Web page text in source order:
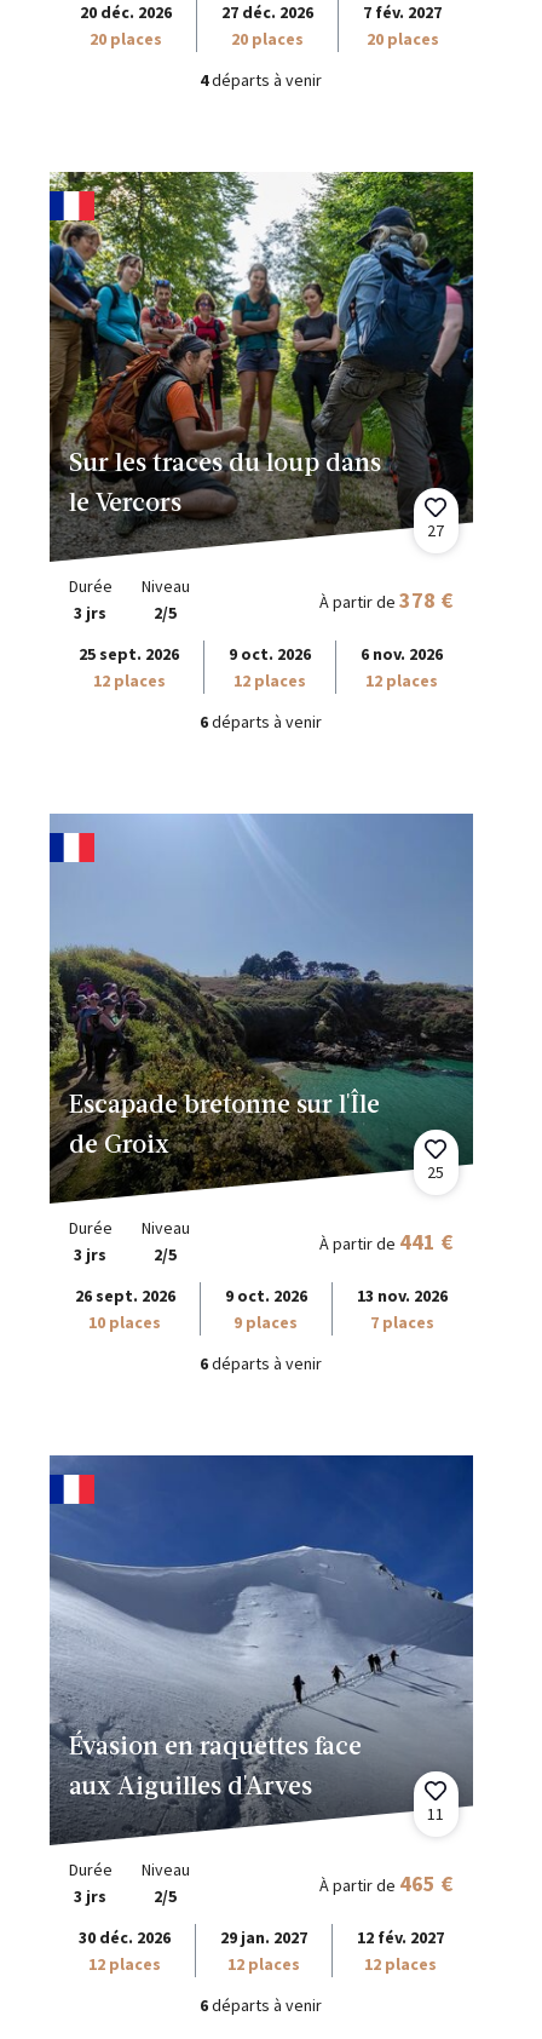
20 déc. 2026
20 places
27 déc. 2026
20 places
7 fév. 2027
20 places
4départs à venir
Sur les traces du loup dans
le Vercors
27
Durée
3 jrs
Niveau
2/5
À partir de 378 €
25 sept. 2026
12 places
9 oct. 2026
12 places
6 nov. 2026
12 places
6départs à venir
Escapade bretonne sur l'Île
de Groix
25
Durée
3 jrs
Niveau
2/5
À partir de 441 €
26 sept. 2026
10 places
9 oct. 2026
9 places
13 nov. 2026
7 places
6départs à venir
Évasion en raquettes face
aux Aiguilles d'Arves
11
Durée
3 jrs
Niveau
2/5
À partir de 465 €
30 déc. 2026
12 places
29 jan. 2027
12 places
12 fév. 2027
12 places
6départs à venir